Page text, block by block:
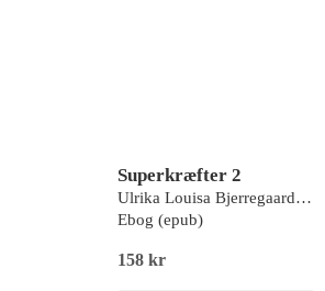
Superkræfter 2
Ulrika Louisa Bjerregaard, Clara Amalie Bjerregaard
Ebog (epub)
158 kr